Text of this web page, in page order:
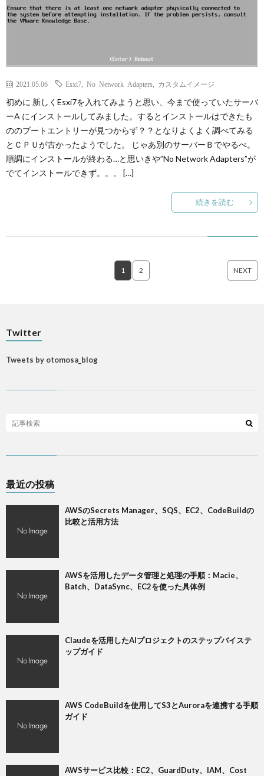
2021.05.06 Esxi7 No Network Adapters カスタムイメージ
初めに 新しくEsxi7を入れてみようと思い、今まで使っていたサーバ
ーA にインストールしてみました。するとインストールはできたも
ののブートエントリーが見つからず？？となりよくよく調べてみる
とＣＰＵが古かったようでした。 じゃあ別のサーバーＢでやるべ。
順調にインストールが終わる…と思いきや”No Network Adapters”が
でてインストールできず。。。 […]
続きを読む
1 2 NEXT
Twitter
Tweets by otomosa_blog
最近の投稿
AWSのSecrets Manager、SQS、EC2、CodeBuildの
比較と活用方法
AWSを活用したデータ管理と処理の手順：Macie、
Batch、DataSync、EC2を使った具体例
Claudeを活用したAIプロジェクトのステップバイステ
ップガイド
AWS CodeBuildを使用してS3とAuroraを連携する手順
ガイド
AWSサービス比較：EC2、GuardDuty、IAM、Cost